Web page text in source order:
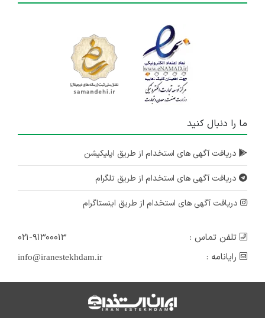
ما را دنبال کنید
دریافت آگهی های استخدام از طریق اپلیکیشن
دریافت آگهی های استخدام از طریق تلگرام
دریافت آگهی های استخدام از طریق اینستاگرام
تلفن تماس :
۰۲۱-۹۱۳۰۰۰۱۳
رایانامه :
info@iranestekhdam.ir